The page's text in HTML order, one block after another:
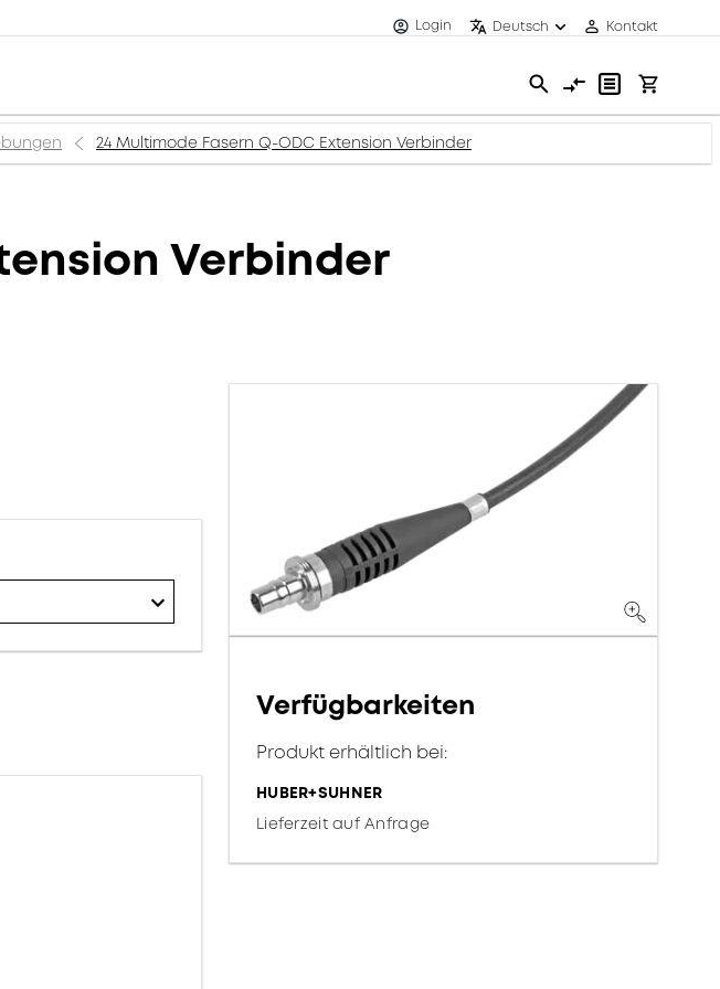
Login Deutsch Kontakt
24 Multimode Fasern Q-ODC Extension Verbinder
Verbinder
Verfügbarkeiten
Produkt erhältlich bei:
HUBER+SUHNER
Lieferzeit auf Anfrage